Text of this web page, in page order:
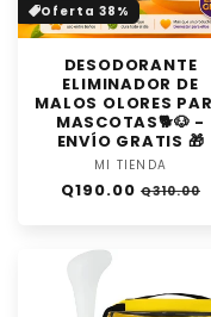
Oferta 38%
DESODORANTE
ELIMINADOR DE
MALOS OLORES
MASCOTAS🐕🐶 -
ENVÍO GRATIS 🎁
MI TIENDA
Precio
Q190.00 Precio
Q310.00